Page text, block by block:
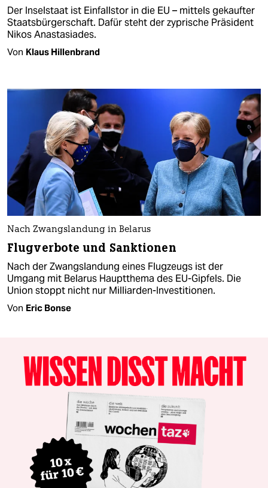
Der Inselstaat ist Einfallstor in die EU – mittels gekaufter
Staatsbürgerschaft. Dafür steht der zyprische Präsident
Nikos Anastasiades.
Von Klaus Hillenbrand
Nach Zwangslandung in Belarus
Flugverbote und Sanktionen
Nach der Zwangslandung eines Flugzeugs ist der
Umgang mit Belarus Hauptthema des EU-Gipfels. Die
Union stoppt nicht nur Milliarden-Investitionen.
Von Eric Bonse